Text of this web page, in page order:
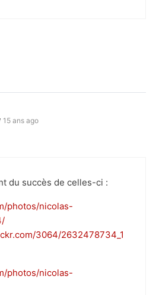
15 ans ago
du succès de celles-ci :
photos/nicolas-
3064/2632478734_1
photos/nicolas-